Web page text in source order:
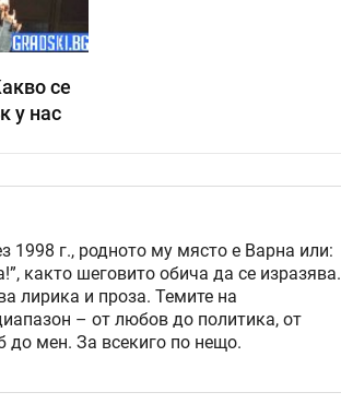
се
у нас
1998 г., родното му място е Варна или:
както шеговито обича да се изразява.
лирика и проза. Темите на
– от любов до политика, от
до мен. За всекиго по нещо.